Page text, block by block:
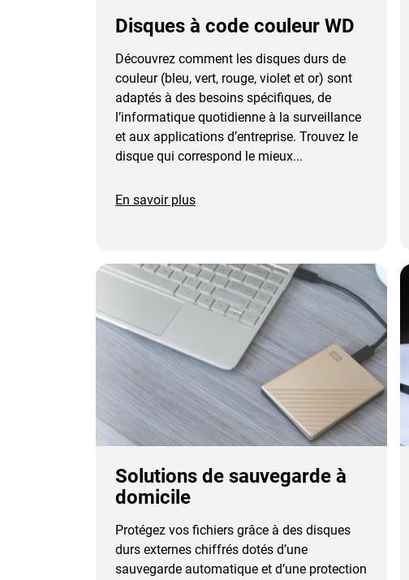
Disques à code couleur WD
Découvrez comment les disques durs de
couleur (bleu, vert, rouge, violet et or) sont
adaptés à des besoins spécifiques, de
l’informatique quotidienne à la surveillance
et aux applications d’entreprise. Trouvez le
disque qui correspond le mieux...
En savoir plus
Solutions de sauvegarde à
domicile
Protégez vos fichiers grâce à des disques
durs externes chiffrés dotés d’une
sauvegarde automatique et d’une protection